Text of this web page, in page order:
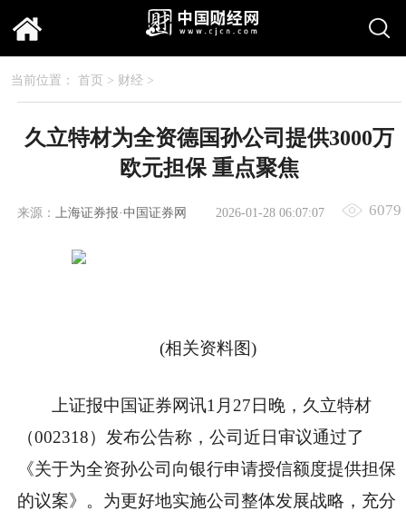
当前位置： 首页 > 财经>
久立特材为全资德国孙公司提供3000万
欧元担保 重点聚焦
来源： 上海证券报·中国证券网 2026-01-28 06:07:07 6079
(相关资料图)
上证报中国证券网讯1月27日晚，久立特材
（002318）发布公告称，公司近日审议通过了
《关于为全资孙公司向银行申请授信额度提供担保
的议案》。为更好地实施公司整体发展战略，充分